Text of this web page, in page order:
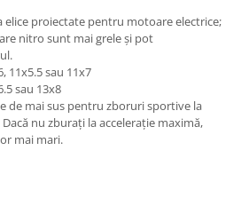
proiectate pentru motoare electrice;
nitro sunt mai grele și pot
11x5.5 sau 11x7
sau 13x8
de mai sus pentru zboruri sportive la
nu zburați la accelerație maximă,
mai mari.